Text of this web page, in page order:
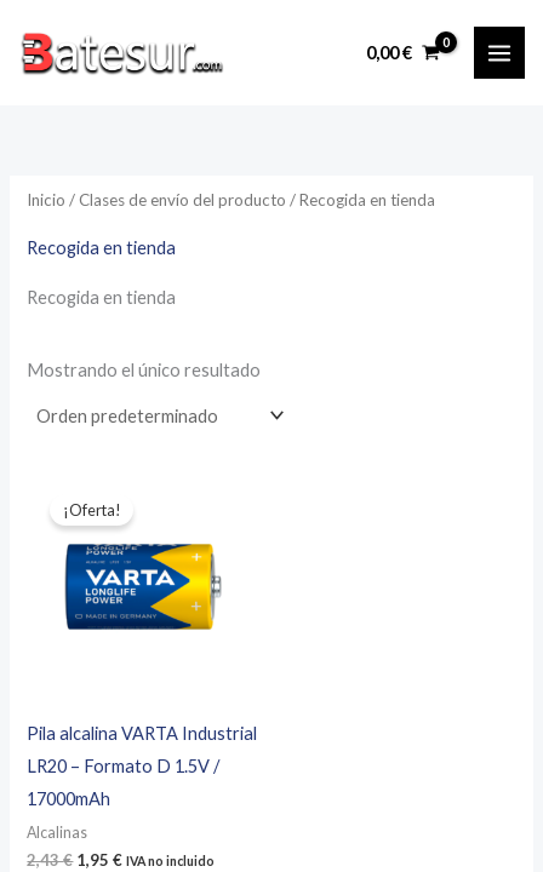
contenido
0,00€
Inicio / Clases de envío del producto / Recogida en tienda
Recogida en tienda
Recogida en tienda
Mostrando el único resultado
¡Oferta!
Pila alcalina VARTA Industrial
LR20 – Formato D 1.5V /
17000mAh
Alcalinas
2,43€ El
1,95€ElIVA no incluido